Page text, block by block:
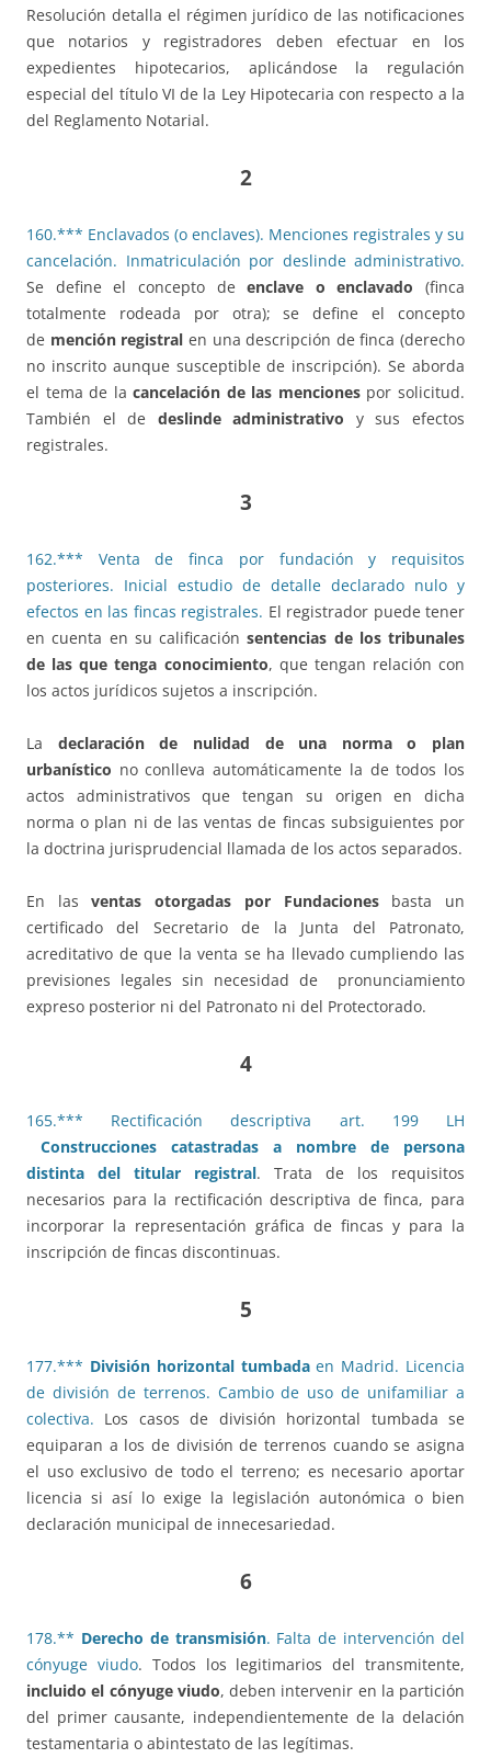
Resolución detalla el régimen jurídico de las notificaciones
que notarios y registradores deben efectuar en los
expedientes hipotecarios, aplicándose la regulación
especial del título VI de la Ley Hipotecaria con respecto a la
del Reglamento Notarial.
2
160.*** Enclavados (o enclaves). Menciones registrales y su
cancelación. Inmatriculación por deslinde administrativo.
Se define el concepto deenclave o enclavado (finca
totalmente rodeada por otra); se define el concepto
de mención registral en una descripción de finca (derecho
no inscrito aunque susceptible de inscripción). Se aborda
el tema de lacancelación de las menciones por solicitud.
También el de deslinde administrativo y sus efectos
registrales.
3
162.*** Venta de finca por fundación y requisitos
posteriores. Inicial estudio de detalle declarado nulo y
efectos en las fincas registrales. El registrador puede tener
en cuenta en su calificaciónsentencias de los tribunales
de las que tenga conocimiento, que tengan relación con
los actos jurídicos sujetos a inscripción.
La declaración de nulidad de una norma o plan
urbanístico no conlleva automáticamente la de todos los
actos administrativos que tengan su origen en dicha
norma o plan ni de las ventas de fincas subsiguientes por
la doctrina jurisprudencial llamada de los actos separados.
En lasventas otorgadas por Fundacionesbasta un
certificado del Secretario de la Junta del Patronato,
acreditativo de que la venta se ha llevado cumpliendo las
previsiones legales sin necesidad de pronunciamiento
expreso posterior ni del Patronato ni del Protectorado.
4
165.*** Rectificación descriptiva art. 199 LH
Construcciones catastradas a nombre de persona
distinta del titular registral. Trata de los requisitos
necesarios para la rectificación descriptiva de finca, para
incorporar la representación gráfica de fincas y para la
inscripción de fincas discontinuas.
5
177.*** División horizontal tumbadaen Madrid. Licencia
de división de terrenos. Cambio de uso de unifamiliar a
colectiva. Los casos de división horizontal tumbada se
equiparan a los de división de terrenos cuando se asigna
el uso exclusivo de todo el terreno; es necesario aportar
licencia si así lo exige la legislación autonómica o bien
declaración municipal de innecesariedad.
6
178.** Derecho de transmisión. Falta de intervención del
cónyuge viudo. Todos los legitimarios del transmitente,
incluido el cónyuge viudo, deben intervenir en la partición
del primer causante, independientemente de la delación
testamentaria o abintestato de las legítimas.